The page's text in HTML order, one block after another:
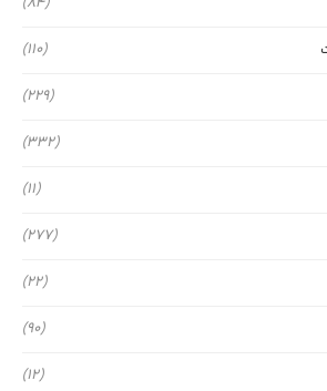
(110)
(229)
(332)
(11)
(277)
(22)
(90)
(12)